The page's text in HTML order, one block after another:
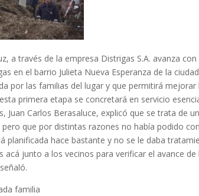
a través de la empresa Distrigas S.A. avanza
en el barrio Julieta Nueva Esperanza de la
por las familias del lugar y que permitirá mejorar
primera etapa se concretará en servicio
Juan Carlos Berasaluce, explicó que se trata de
que por distintas razones no había podido
planificada hace bastante y no se le daba
acá junto a los vecinos para verificar el avance
familia